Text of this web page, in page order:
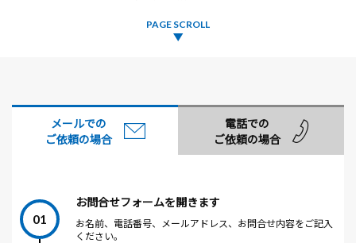
PAGE SCROLL
メールでの
ご依頼の場合
電話での
ご依頼の場合
01
お問合せフォームを開きます
お名前、電話番号、メールアドレス、お問合せ内容をご記入
ください。